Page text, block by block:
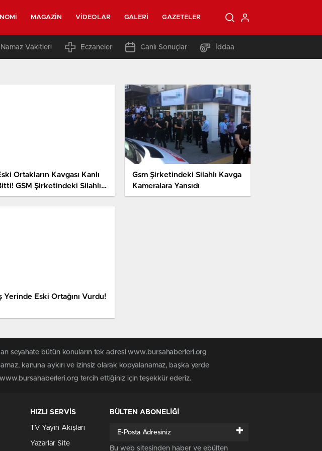
MAGAZIN VIDEOLAR GALERI GAZETELER
Namaz Vakitleri Eczaneler Canlı Sonuçlar İddaa
Ortakların Kavgası Kanlı
GSM Şirketindeki Silahlı
Anbean Kaydedildi
Gsm Şirketindeki Silahlı Kavga
Kameralara Yansıdı
Yerinde Eski Ortağını Vurdu!
seyahate bütün konuların tek adresi www.bursahaberleri.org
kanuna aykırı ve izinsiz olarak kopyalanamaz, başka yerde
www.bursahaberleri.org tercih ettiğiniz için teşekkür ederiz.
HIZLI SERVİS
TV Yayın Akışları
Yazarlar Site
BÜLTEN ABONELİĞİ
+
Bu web sitesinden haber ve ebülten